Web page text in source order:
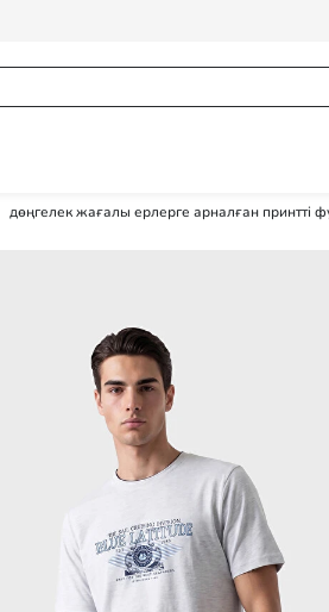
дөңгелек жағалы ерлерге арналған принтті